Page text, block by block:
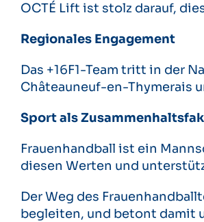
OCTÉ Lift ist stolz darauf,
Regionales Engagement
Das +16F1-Team tritt in der
Châteauneuf-en-Thymerais
Sport als
Frauenhandball ist ein
diesen Werten und
Der Weg des
begleiten, und betont damit